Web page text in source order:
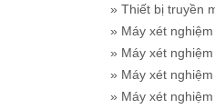
» Thiết bị truyền
» Máy xét
» Máy xét
» Máy xét
» Máy xét